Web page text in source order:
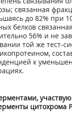
связанная
до 82% при
белков
56% и не
той же тест-
к
цитохрома